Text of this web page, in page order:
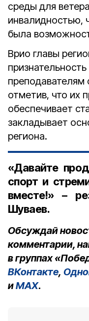
среды для
инвалидностью,
была
Врио главы
преподавателям
отметив, что их
обеспечивает
закладывает
региона.
«Давайте
спорт и
вместе!» –
Шуваев.
Обсуждай
комментарии,
в группах
ВКонтакте,
иMAX.